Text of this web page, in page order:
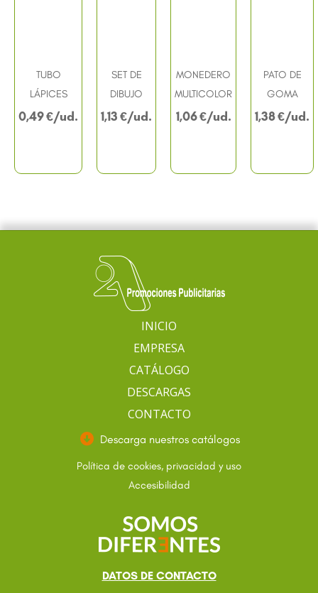
TUBO
LÁPICES
0,49€
SET DE
DIBUJO
1,13€
MONEDERO
MULTICOLOR
1,06€
PATO DE
GOMA
1,38€
INICIO
EMPRESA
CATÁLOGO
DESCARGAS
CONTACTO
Descarga nuestros catálogos
Política de cookies, privacidad y uso
Accesibilidad
DATOS DE CONTACTO